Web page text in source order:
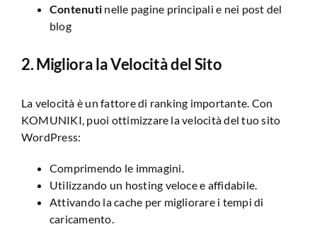
Contenuti nelle pagine principali e nei post del
blog
2. Migliora la Velocità del Sito
La velocità è un fattore di ranking importante. Con
KOMUNIKI, puoi ottimizzare la velocità del tuo sito
WordPress:
Comprimendo le immagini.
Utilizzando un hosting veloce e affidabile.
Attivando la cache per migliorare i tempi di
caricamento.